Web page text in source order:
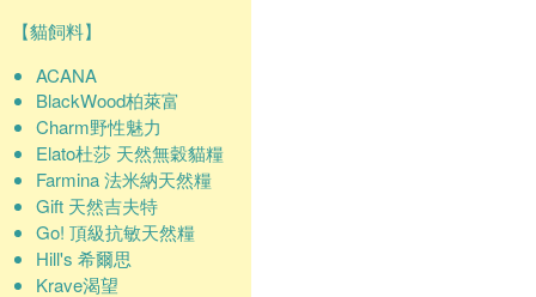
【貓飼料】
ACANA
BlackWood柏萊富
Charm野性魅力
Elato杜莎 天然無穀貓糧
Farmina 法米納天然糧
Gift 天然吉夫特
Go! 頂級抗敏天然糧
Hill's 希爾思
Krave渴望